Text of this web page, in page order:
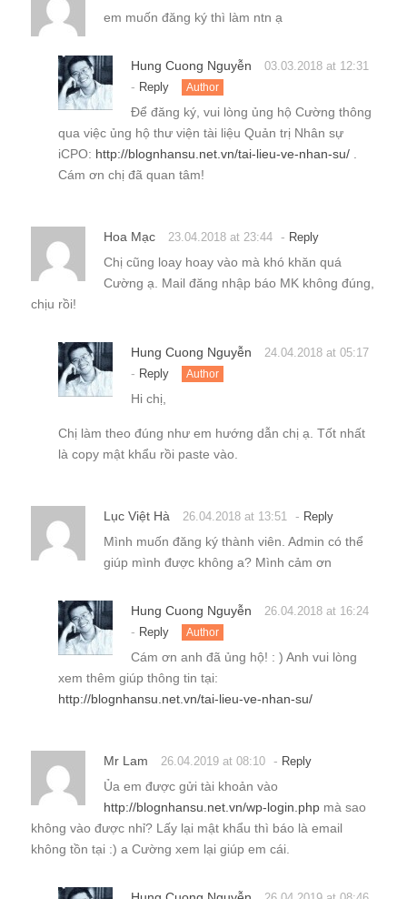
em muốn đăng ký thì làm ntn ạ
Hung Cuong Nguyễn 03.03.2018 at 12:31
- Reply Author
Để đăng ký, vui lòng ủng hộ Cường thông
qua việc ủng hộ thư viện tài liệu Quản trị Nhân sự
iCPO: http://blognhansu.net.vn/tai-lieu-ve-nhan-su/
Cám ơn chị đã quan tâm!
Hoa Mạc 23.04.2018 at 23:44 - Reply
Chị cũng loay hoay vào mà khó khăn quá
Cường ạ. Mail đăng nhập báo MK không đúng,
chịu rồi!
Hung Cuong Nguyễn 24.04.2018 at 05:17
- Reply Author
Hi chị,
Chị làm theo đúng như em hướng dẫn chị ạ. Tốt nhất
là copy mật khẩu rồi paste vào.
Lục Việt Hà 26.04.2018 at 13:51 - Reply
Mình muốn đăng ký thành viên. Admin có thể
giúp mình được không a? Mình cảm ơn
Hung Cuong Nguyễn 26.04.2018 at 16:24
- Reply Author
Cám ơn anh đã ủng hộ! : ) Anh vui lòng
xem thêm giúp thông tin tại:
http://blognhansu.net.vn/tai-lieu-ve-nhan-su/
Mr Lam 26.04.2019 at 08:10 - Reply
Ủa em được gửi tài khoản vào
http://blognhansu.net.vn/wp-login.php mà sao
không vào được nhỉ? Lấy lại mật khẩu thì báo là email
không tồn tại :) a Cường xem lại giúp em cái.